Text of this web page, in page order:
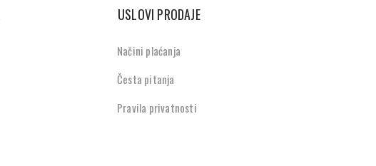
USLOVI PRODAJE
Načini plaćanja
Česta pitanja
Pravila privatnosti